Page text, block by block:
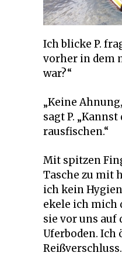
Ich blicke P.
vorher in dem
war?“
„Keine
sagt P.
rausfischen.“
Mit spitzen
Tasche zu mit
ich kein
ekele ich mich
sie vor uns
Uferboden. Ich